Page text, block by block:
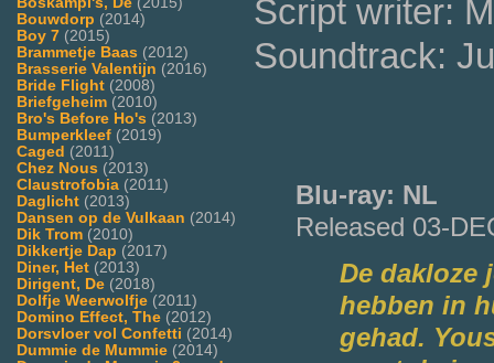
Bouwdorp (2014)
Boy 7 (2015)
Brammetje Baas (2012)
Brasserie Valentijn (2016)
Bride Flight (2008)
Briefgeheim (2010)
Bro's Before Ho's (2013)
Bumperkleef (2019)
Caged (2011)
Chez Nous (2013)
Claustrofobia (2011)
Daglicht (2013)
Dansen op de Vulkaan (2014)
Dik Trom (2010)
Dikkertje Dap (2017)
Diner, Het (2013)
Dirigent, De (2018)
Dolfje Weerwolfje (2011)
Domino Effect, The (2012)
Dorsvloer vol Confetti (2014)
Dummie de Mummie (2014)
Script writer:
Soundtrack:
Blu-ray: NL
Released 03-
De dakloze
hebben in
gehad.